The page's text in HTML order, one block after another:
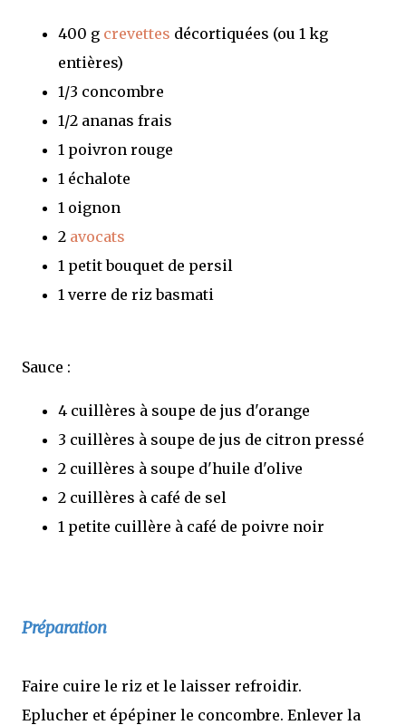
400 g crevettes décortiquées (ou 1 kg
entières)
1/3 concombre
1/2 ananas frais
1 poivron rouge
1 échalote
1 oignon
2 avocats
1 petit bouquet de persil
1 verre de riz basmati
Sauce :
4 cuillères à soupe de jus d'orange
3 cuillères à soupe de jus de citron pressé
2 cuillères à soupe d'huile d'olive
2 cuillères à café de sel
1 petite cuillère à café de poivre noir
Préparation
Faire cuire le riz et le laisser refroidir.
Eplucher et épépiner le concombre. Enlever la